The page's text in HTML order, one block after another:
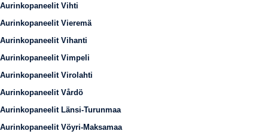
Aurinkopaneelit Vihti
Aurinkopaneelit Vieremä
Aurinkopaneelit Vihanti
Aurinkopaneelit Vimpeli
Aurinkopaneelit Virolahti
Aurinkopaneelit Vårdö
Aurinkopaneelit Länsi-Turunmaa
Aurinkopaneelit Vöyri-Maksamaa